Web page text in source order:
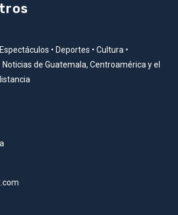
• Deportes • Cultura •
Noticias de Guatemala, Centroamérica y el